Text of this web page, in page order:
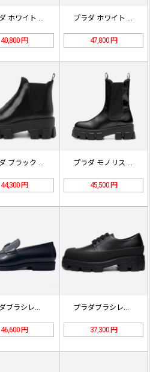
40,800 円 47,800 円
プラダ ブラック モノリス ブラッシ…
44,300 円
プラダ モノリス 55mm アンクル…
45,500 円
プラダブラシレザーローファー2DB1…
46,600 円
プラダブラシレザーダービーシューズ2…
37,300 円